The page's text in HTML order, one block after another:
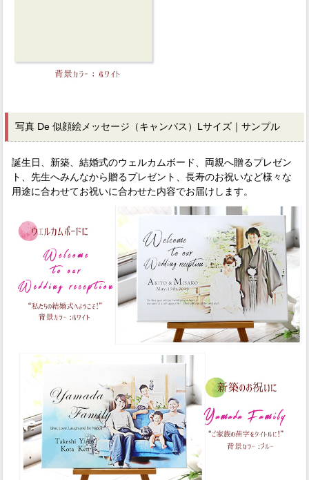
写真 De 似顔絵メッセージ（キャンバス）Lサイズ｜サンプル
誕生日、新築、結婚式のウェルカムボード、両親へ贈るプレゼン
ト、先生へみんなから贈るプレゼント、長寿のお祝いなど様々な
用途に合わせてお祝いに合わせた内容でお届けします。